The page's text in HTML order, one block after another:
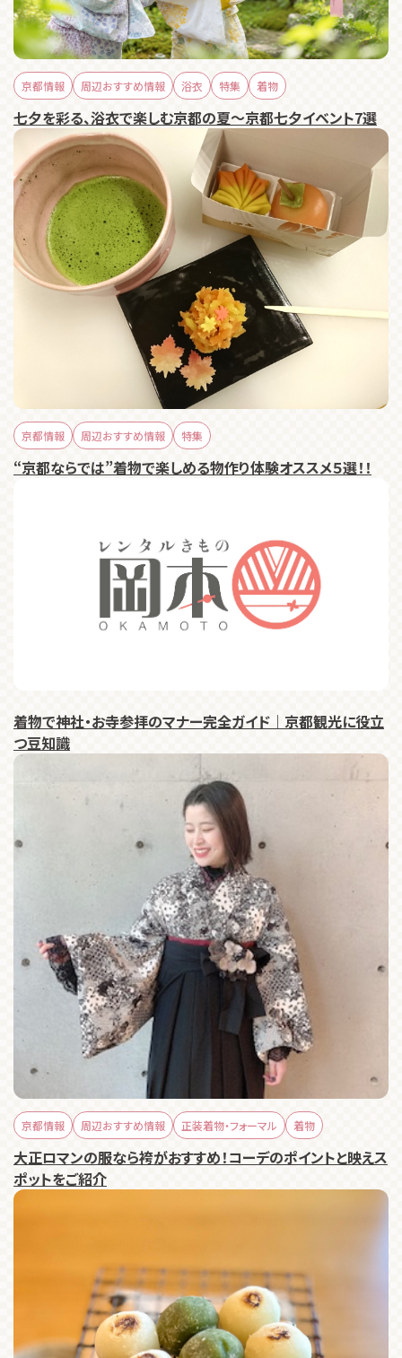
京都情報 周辺おすすめ情報 浴衣 特集 着物
七夕を彩る、浴衣で楽しむ京都の夏～京都七夕イベント7選
京都情報 周辺おすすめ情報 特集
“京都ならでは”着物で楽しめる物作り体験オススメ５選！！
着物で神社・お寺参拝のマナー完全ガイド｜京都観光に役立
つ豆知識
京都情報 周辺おすすめ情報 正装着物・フォーマル 着物
大正ロマンの服なら袴がおすすめ！コーデのポイントと映えス
ポットをご紹介